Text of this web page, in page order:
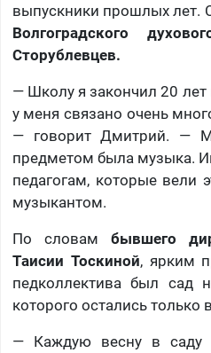
выпускники прошлых лет.
Волгоградского
Сторублевцев.
— Школу я закончил 20
у меня связано очень
— говорит Дмитрий. —
предметом была музыка.
педагогам, которые вели
музыкантом.
По словам бывшего
Таисии Тоскиной, ярким
педколлектива был сад
которого остались только
— Каждую весну в саду